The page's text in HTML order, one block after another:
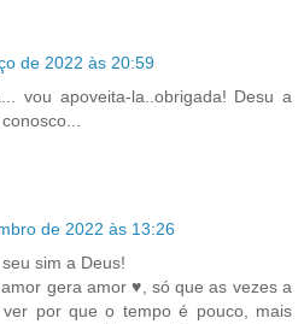
de 2022 às 20:59
vou apoveita-la..obrigada! Desu a
de 2022 às 13:26
sim a Deus!
gera amor ♥️, só que as vezes a
por que o tempo é pouco, mais